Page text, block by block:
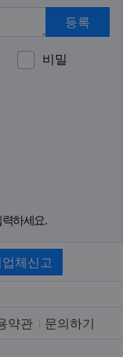
등록
비밀
하세요.
체신고
약관 문의하기